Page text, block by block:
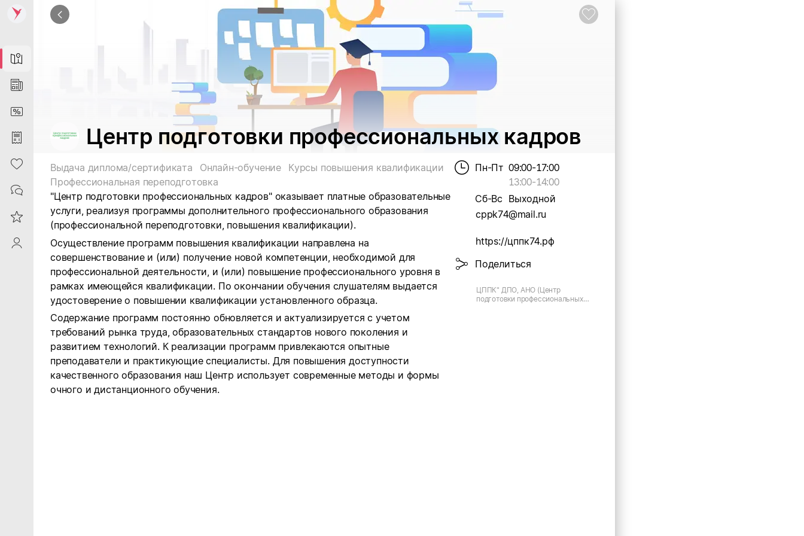
Map
News
DiscountCard
Purchases
Heart
Contacts
Reviews
ProfileSaby
Центр подготовки профессиональных кадров
Выдача диплома/сертификата Онлайн-обучение
Курсы повышения квалификации
Профессиональная переподготовка
"Центр подготовки профессиональных кадров" оказывает платные образовательные
услуги, реализуя программы дополнительного профессионального образования
(профессиональной переподготовки, повышения квалификации).
Осуществление программ повышения квалификации направлена на
совершенствование и (или) получение новой компетенции, необходимой для
профессиональной деятельности, и (или) повышение профессионального уровня в
рамках имеющейся квалификации. По окончании обучения слушателям выдается
удостоверение о повышении квалификации установленного образца.
Содержание программ постоянно обновляется и актуализируется с учетом
требований рынка труда, образовательных стандартов нового поколения и
развитием технологий. К реализации программ привлекаются опытные
преподаватели и практикующие специалисты. Для повышения доступности
качественного образования наш Центр использует современные методы и формы
очного и дистанционного обучения.
Пн-Пт 09:00-17:00
13:00-14:00
Сб-Вс Выходной
cppk74@mail.ru
https://цппк74.рф
Поделиться
ЦППК" ДПО, АНО (Центр
подготовки профессиональных